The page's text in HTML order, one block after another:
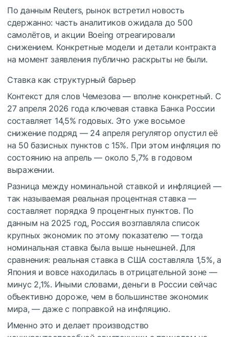
По данным Reuters, рынок встретил новость
сдержанно: часть аналитиков ожидала до 500
самолётов, и акции Boeing отреагировали
снижением. Конкретные модели и детали контракта
на момент заявления публично раскрыты не были.
Ставка как структурный барьер
Контекст для слов Чемезова — вполне конкретный. С
27 апреля 2026 года ключевая ставка Банка России
составляет 14,5% годовых. Это уже восьмое
снижение подряд — 24 апреля регулятор опустил её
на 50 базисных пунктов с 15%. При этом инфляция по
состоянию на апрель — около 5,7% в годовом
выражении.
Разница между номинальной ставкой и инфляцией —
так называемая реальная процентная ставка —
составляет порядка 9 процентных пунктов. По
данным на 2025 год, Россия возглавляла список
крупных экономик по этому показателю — тогда
номинальная ставка была выше нынешней. Для
сравнения: реальная ставка в США составляла 1,5%, а
Япония и вовсе находилась в отрицательной зоне —
минус 2,1%. Иными словами, деньги в России сейчас
объективно дороже, чем в большинстве экономик
мира, — даже с поправкой на инфляцию.
Именно это и делает производство